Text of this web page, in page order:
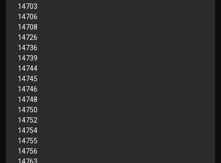
14703
14706
14708
14726
14736
14739
14744
14745
14746
14748
14750
14752
14754
14755
14756